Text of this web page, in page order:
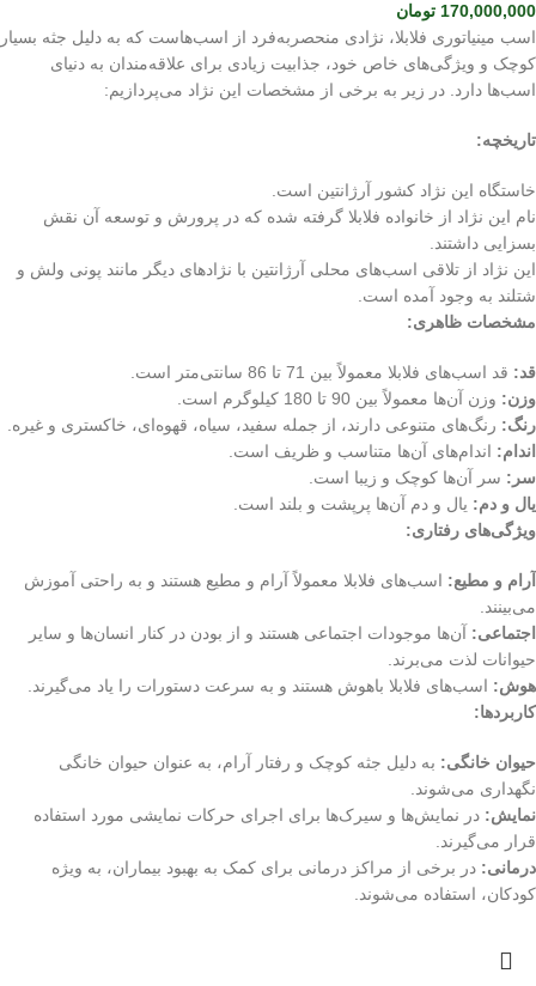
170,000,000 تومان
اسب مینیاتوری فلابلا، نژادی منحصربه‌فرد از اسب‌هاست که به دلیل جثه بسیار
کوچک و ویژگی‌های خاص خود، جذابیت زیادی برای علاقه‌مندان به دنیای
اسب‌ها دارد. در زیر به برخی از مشخصات این نژاد می‌پردازیم:
تاریخچه:
خاستگاه این نژاد کشور آرژانتین است.
نام این نژاد از خانواده فلابلا گرفته شده که در پرورش و توسعه آن نقش
بسزایی داشتند.
این نژاد از تلاقی اسب‌های محلی آرژانتین با نژادهای دیگر مانند پونی ولش و
شتلند به وجود آمده است.
مشخصات ظاهری:
قد: قد اسب‌های فلابلا معمولاً بین 71 تا 86 سانتی‌متر است.
وزن: وزن آن‌ها معمولاً بین 90 تا 180 کیلوگرم است.
رنگ: رنگ‌های متنوعی دارند، از جمله سفید، سیاه، قهوه‌ای، خاکستری و غیره.
اندام: اندام‌های آن‌ها متناسب و ظریف است.
سر: سر آن‌ها کوچک و زیبا است.
یال و دم: یال و دم آن‌ها پرپشت و بلند است.
ویژگی‌های رفتاری:
آرام و مطیع: اسب‌های فلابلا معمولاً آرام و مطیع هستند و به راحتی آموزش
می‌بینند.
اجتماعی: آن‌ها موجودات اجتماعی هستند و از بودن در کنار انسان‌ها و سایر
حیوانات لذت می‌برند.
هوش: اسب‌های فلابلا باهوش هستند و به سرعت دستورات را یاد می‌گیرند.
کاربردها:
حیوان خانگی: به دلیل جثه کوچک و رفتار آرام، به عنوان حیوان خانگی
نگهداری می‌شوند.
نمایش: در نمایش‌ها و سیرک‌ها برای اجرای حرکات نمایشی مورد استفاده
قرار می‌گیرند.
درمانی: در برخی از مراکز درمانی برای کمک به بهبود بیماران، به ویژه
کودکان، استفاده می‌شوند.